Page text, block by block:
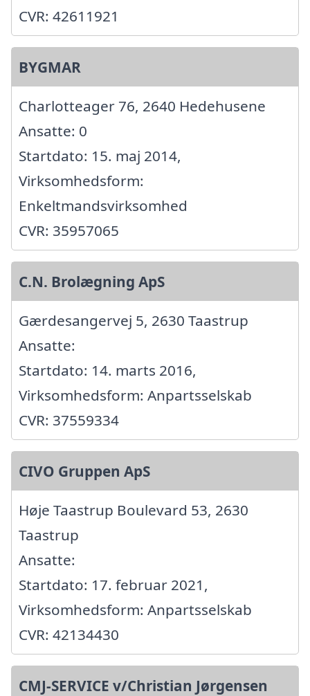
CVR: 42611921
BYGMAR
Charlotteager 76, 2640 Hedehusene
Ansatte: 0
Startdato: 15. maj 2014,
Virksomhedsform:
Enkeltmandsvirksomhed
CVR: 35957065
C.N. Brolægning ApS
Gærdesangervej 5, 2630 Taastrup
Ansatte:
Startdato: 14. marts 2016,
Virksomhedsform: Anpartsselskab
CVR: 37559334
CIVO Gruppen ApS
Høje Taastrup Boulevard 53, 2630
Taastrup
Ansatte:
Startdato: 17. februar 2021,
Virksomhedsform: Anpartsselskab
CVR: 42134430
CMJ-SERVICE v/Christian Jørgensen